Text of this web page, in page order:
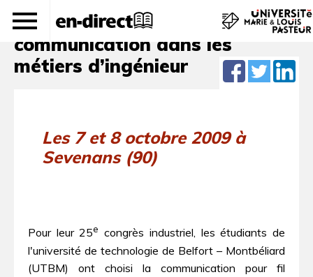
« Ingénieurs, parlons com’ ».La
communication dans les
métiers d’ingénieur
Les 7 et 8 octobre 2009 à
Sevenans (90)
Pour leur 25e congrès industriel, les étudiants de
l'université de technologie de Belfort – Montbéliard
(UTBM) ont choisi la communication pour fil